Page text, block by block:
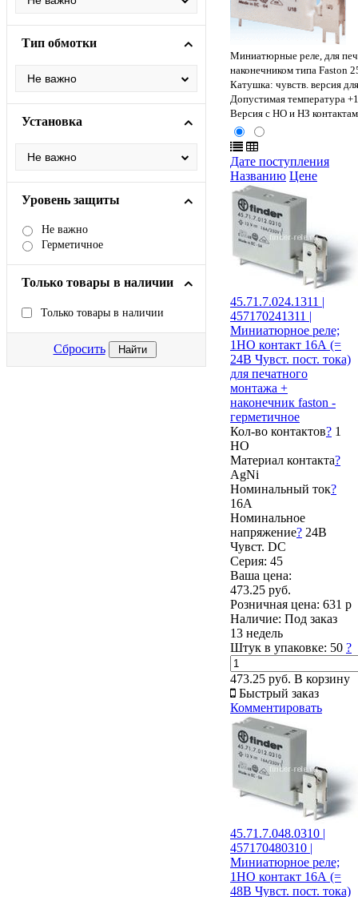
Тип обмотки
Установка
Уровень защиты
Не важно
Герметичное
Только товары в наличии
Только товары в наличии
Сбросить
Миниатюрные реле, для
наконечником типа Faston
Катушка: чувств. версия
Допустимая температура
Версия с НО и НЗ
Дате поступления
Названию Цене
45.71.7.024.1311 |
457170241311 |
Миниатюрное реле;
1НО контакт 16А (=
24В Чувст. пост. тока)
для печатного
монтажа +
наконечник faston -
герметичное
Кол-во контактов? 1
НО
Материал контакта?
AgNi
Номинальный ток?
16А
Номинальное
напряжение? 24В
Чувст. DC
Серия: 45
Ваша цена:
473.25 руб.
Розничная цена: 631 р
Наличие: Под заказ
13 недель
Штук в упаковке: 50 ?
473.25 руб. В корзину
Быстрый заказ
Комментировать
45.71.7.048.0310 |
457170480310 |
Миниатюрное реле;
1НО контакт 16А (=
48В Чувст. пост. тока)